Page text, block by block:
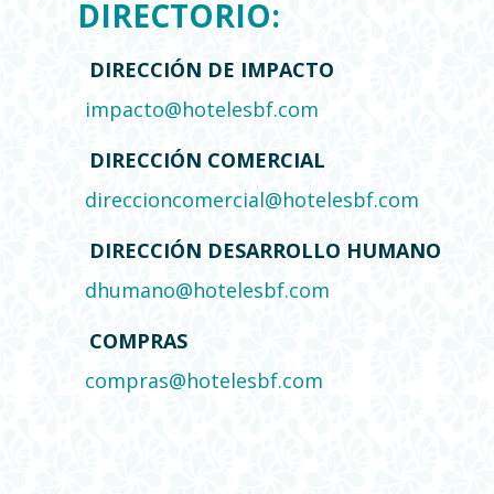
DIRECTORIO:
DIRECCIÓN DE IMPACTO
impacto@hotelesbf.com
DIRECCIÓN COMERCIAL
direccioncomercial@hotelesbf.com
DIRECCIÓN DESARROLLO HUMANO
dhumano@hotelesbf.com
COMPRAS
compras@hotelesbf.com